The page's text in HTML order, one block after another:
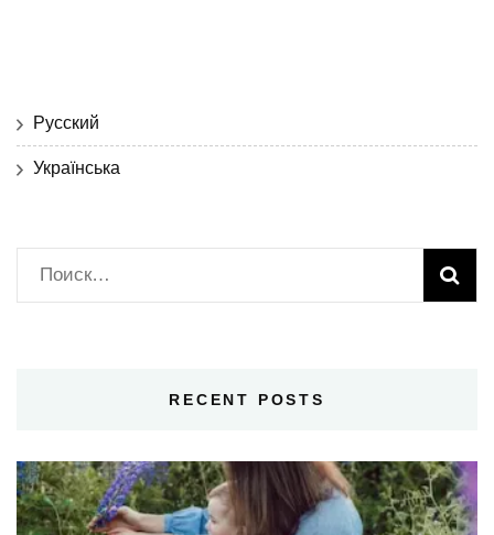
Русский
Українська
Найти:
RECENT POSTS